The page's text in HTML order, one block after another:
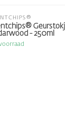
- 250ml